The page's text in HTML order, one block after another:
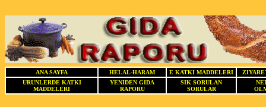
ANA SAYFA HELAL-HARAM E KATKI MADDELERI
URUNLERDE KATKI
MADDELERI
YENIDEN GIDA
RAPORU
SIK SORULAN
SORULAR